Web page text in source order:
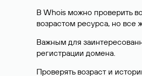
В Whois можно проверить
возрастом ресурса, но все
Важным для
регистрации домена.
Проверять возраст и